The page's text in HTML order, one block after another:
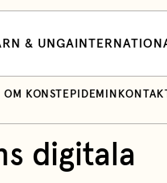
& UNGA
OM KONSTEPIDEMIN
digitala